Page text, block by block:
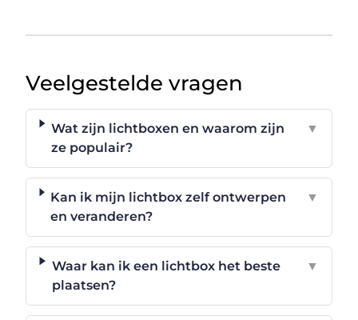
Veelgestelde vragen
Wat zijn lichtboxen en waarom zijn
ze populair?
▼
Kan ik mijn lichtbox zelf ontwerpen
en veranderen?
▼
Waar kan ik een lichtbox het beste
plaatsen?
▼